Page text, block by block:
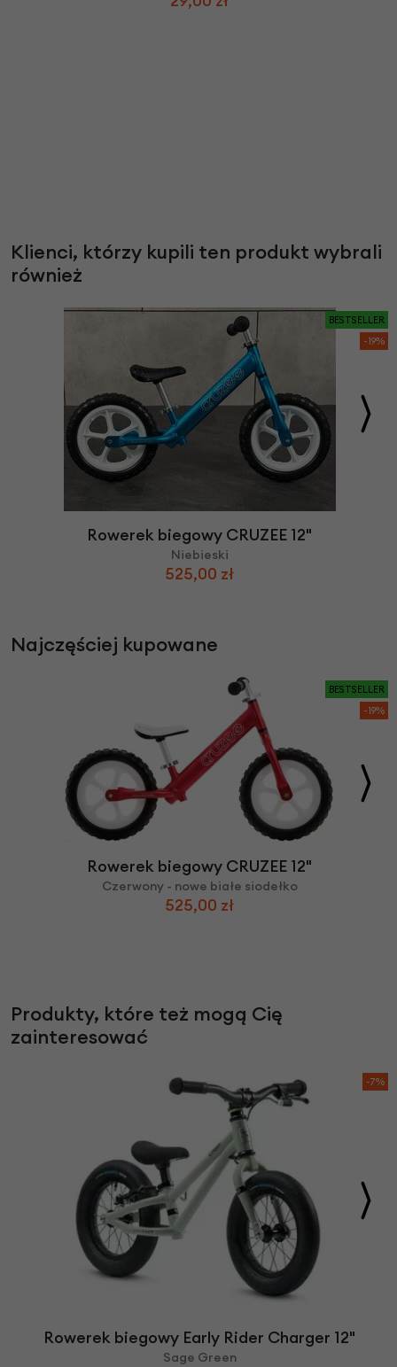
Klienci, którzy kupili ten produkt wybrali
również
BESTSELLER
-19%
Rowerek biegowy CRUZEE 12"
Niebieski
525,00 zł
Najczęściej kupowane
BESTSELLER
-19%
Rowerek biegowy CRUZEE 12"
Czerwony - nowe białe siodełko
525,00 zł
Produkty, które też mogą Cię
zainteresować
-7%
Rowerek biegowy Early Rider Charger 12"
Sage Green